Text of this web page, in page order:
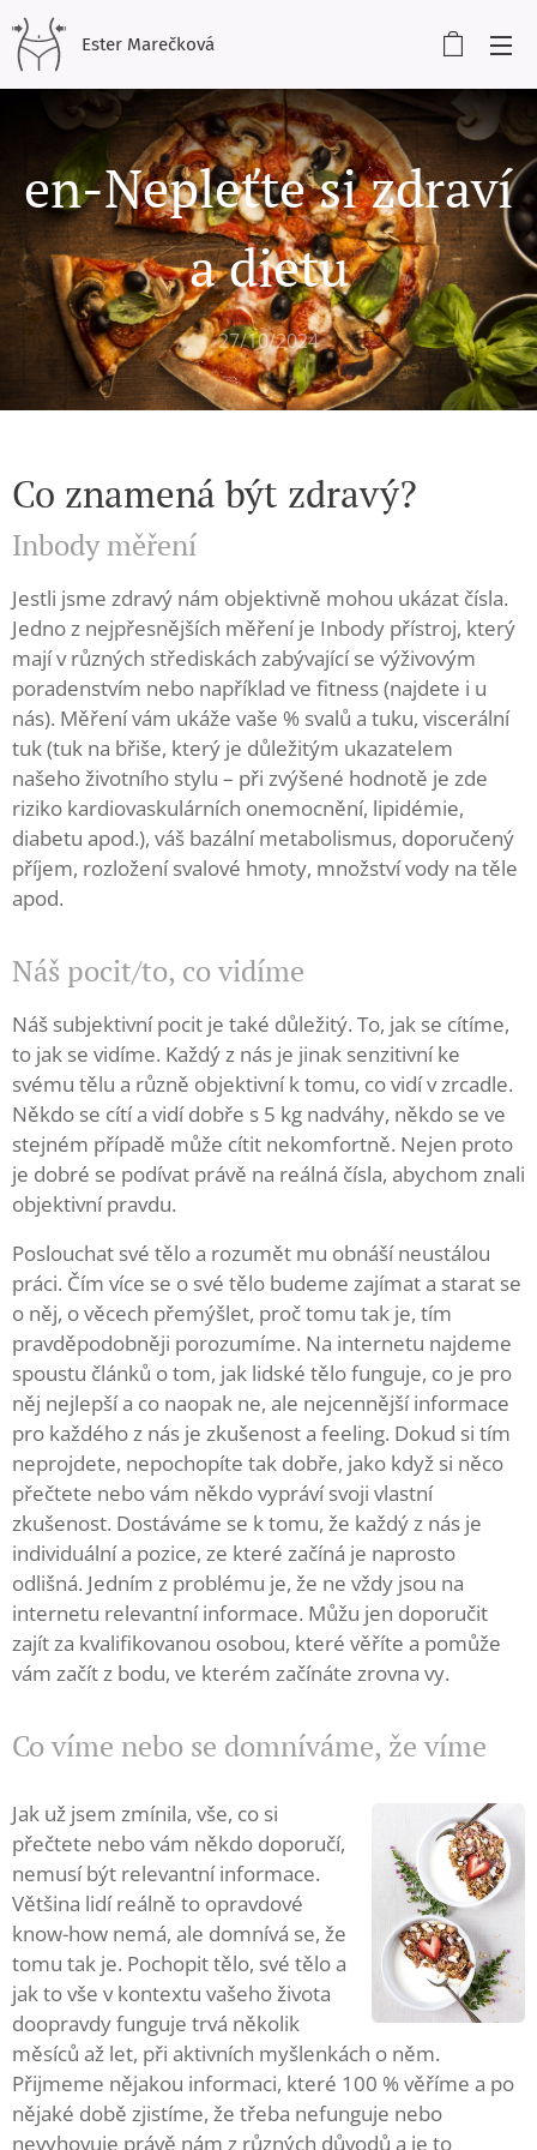
Ester Marečková
en-Nepleťte si zdraví
a dietu
27/10/2024
Co znamená být zdravý?
Inbody měření
Jestli jsme zdravý nám objektivně mohou ukázat čísla.
Jedno z nejpřesnějších měření je Inbody přístroj, který
mají v různých střediskách zabývající se výživovým
poradenstvím nebo například ve fitness (najdete i u
nás). Měření vám ukáže vaše % svalů a tuku, viscerální
tuk (tuk na břiše, který je důležitým ukazatelem
našeho životního stylu – při zvýšené hodnotě je zde
riziko kardiovaskulárních onemocnění, lipidémie,
diabetu apod.), váš bazální metabolismus, doporučený
příjem, rozložení svalové hmoty, množství vody na těle
apod.
Náš pocit/to, co vidíme
Náš subjektivní pocit je také důležitý. To, jak se cítíme,
to jak se vidíme. Každý z nás je jinak senzitivní ke
svému tělu a různě objektivní k tomu, co vidí v zrcadle.
Někdo se cítí a vidí dobře s 5 kg nadváhy, někdo se ve
stejném případě může cítit nekomfortně. Nejen proto
je dobré se podívat právě na reálná čísla, abychom znali
objektivní pravdu.
Poslouchat své tělo a rozumět mu obnáší neustálou
práci. Čím více se o své tělo budeme zajímat a starat se
o něj, o věcech přemýšlet, proč tomu tak je, tím
pravděpodobněji porozumíme. Na internetu najdeme
spoustu článků o tom, jak lidské tělo funguje, co je pro
něj nejlepší a co naopak ne, ale nejcennější informace
pro každého z nás je zkušenost a feeling. Dokud si tím
neprojdete, nepochopíte tak dobře, jako když si něco
přečtete nebo vám někdo vypráví svoji vlastní
zkušenost. Dostáváme se k tomu, že každý z nás je
individuální a pozice, ze které začíná je naprosto
odlišná. Jedním z problému je, že ne vždy jsou na
internetu relevantní informace. Můžu jen doporučit
zajít za kvalifikovanou osobou, které věříte a pomůže
vám začít z bodu, ve kterém začínáte zrovna vy.
Co víme nebo se domníváme, že víme
Jak už jsem zmínila, vše, co si
přečtete nebo vám někdo doporučí,
nemusí být relevantní informace.
Většina lidí reálně to opravdové
know-how nemá, ale domnívá se, že
tomu tak je. Pochopit tělo, své tělo a
jak to vše v kontextu vašeho života
doopravdy funguje trvá několik
měsíců až let, při aktivních myšlenkách o něm.
Přijmeme nějakou informaci, které 100 % věříme a po
nějaké době zjistíme, že třeba nefunguje nebo
nevyhovuje právě nám z různých důvodů a je to